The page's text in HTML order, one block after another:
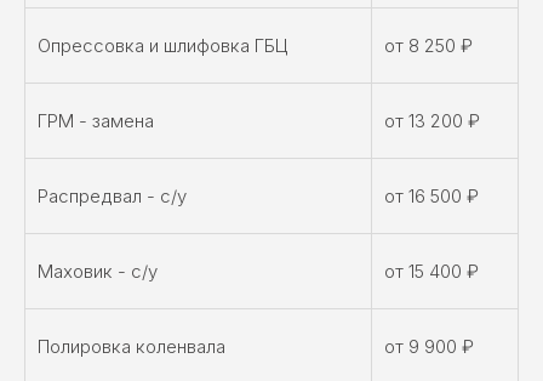
Опрессовка и шлифовка ГБЦ от 8 250 ₽
ГРМ - замена от 13 200 ₽
Распредвал - с/у от 16 500 ₽
Маховик - с/у от 15 400 ₽
Полировка коленвала от 9 900 ₽